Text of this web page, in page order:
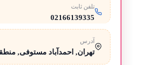
تلفن ثابت
02166139335
آدرس
تهران, احمدآباد مستوفی,